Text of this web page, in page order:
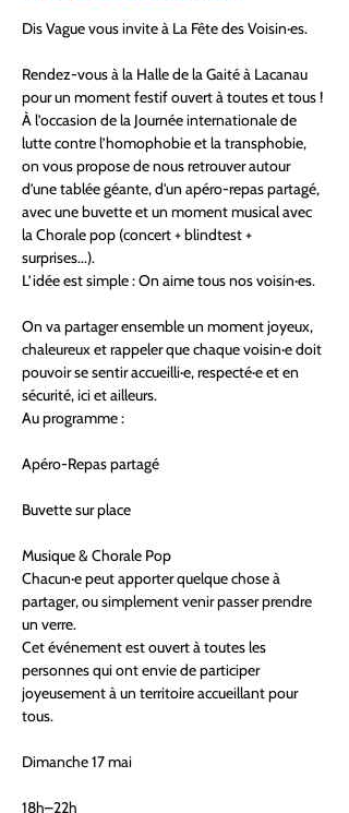
Dis Vague vous invite à La Fête des Voisin·es.
Rendez-vous à la Halle de la Gaité à Lacanau
pour un moment festif ouvert à toutes et tous !
À l’occasion de la Journée internationale de
lutte contre l’homophobie et la transphobie,
on vous propose de nous retrouver autour
d’une tablée géante, d'un apéro-repas partagé,
avec une buvette et un moment musical avec
la Chorale pop (concert + blindtest +
surprises...).
L’idée est simple : On aime tous nos voisin·es.
On va partager ensemble un moment joyeux,
chaleureux et rappeler que chaque voisin·e doit
pouvoir se sentir accueilli·e, respecté·e et en
sécurité, ici et ailleurs.
Au programme :
Apéro-Repas partagé
Buvette sur place
Musique & Chorale Pop
Chacun·e peut apporter quelque chose à
partager, ou simplement venir passer prendre
un verre.
Cet événement est ouvert à toutes les
personnes qui ont envie de participer
joyeusement à un territoire accueillant pour
tous.
Dimanche 17 mai
18h–22h